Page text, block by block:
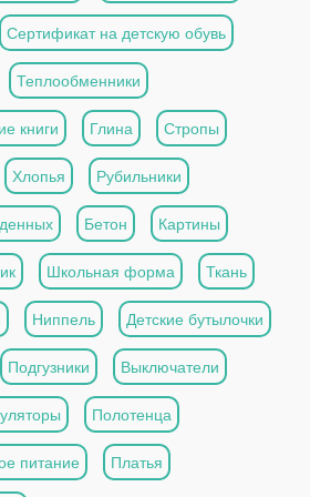
Сертификат на детскую обувь
Теплообменники
книги Глина Стропы
Хлопья Рубильники
Бетон Картины
Школьная форма Ткань
Ниппель Детские бутылочки
Подгузники Выключатели
Полотенца
питание Платья